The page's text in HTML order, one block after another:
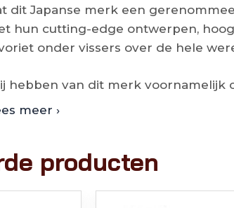
dit Japanse merk een
hun cutting-edge ontwerpen,
onder vissers over de hele
hebben van dit merk voornamelijk
meer ›
producten